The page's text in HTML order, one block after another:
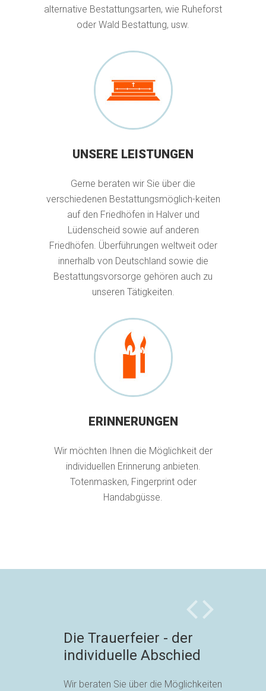
alternative Bestattungsarten, wie Ruheforst
oder Wald Bestattung, usw.
UNSERE LEISTUNGEN
Gerne beraten wir Sie über die
verschiedenen Bestattungsmöglich-keiten
auf den Friedhöfen in Halver und
Lüdenscheid sowie auf anderen
Friedhöfen. Überführungen weltweit oder
innerhalb von Deutschland sowie die
Bestattungsvorsorge gehören auch zu
unseren Tätigkeiten.
ERINNERUNGEN
Wir möchten Ihnen die Möglichkeit der
individuellen Erinnerung anbieten.
Totenmasken, Fingerprint oder
Handabgüsse.
Die Trauerfeier - der
individuelle Abschied
Wir beraten Sie über die Möglichkeiten